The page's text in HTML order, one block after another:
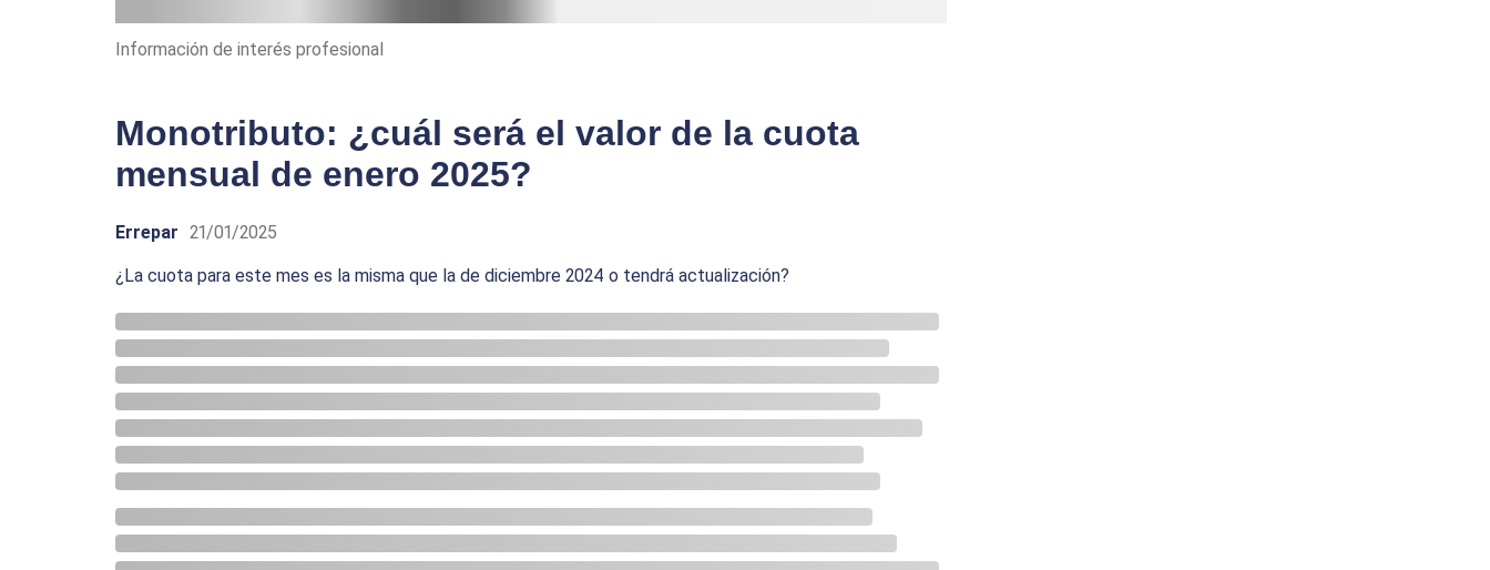
Información de interés profesional
Monotributo: ¿cuál será el valor de la cuota
mensual de enero 2025?
Errepar 21/01/2025
¿La cuota para este mes es la misma que la de diciembre 2024 o tendrá actualización?